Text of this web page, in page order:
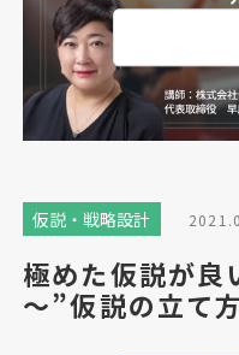
仮説・戦略設計
極めた仮説が
～”仮説の立て